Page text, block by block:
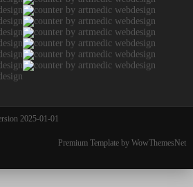
2025-01-01
Premium Template by WowThemesNet